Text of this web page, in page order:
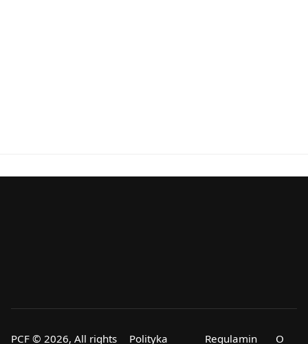
PCF © 2026, All rights Polityka Regulamin O